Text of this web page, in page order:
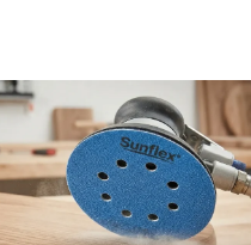
Cepillos
acabados
madera y